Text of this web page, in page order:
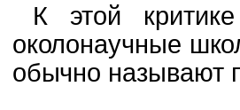
К этой
околонаучные
обычно называют